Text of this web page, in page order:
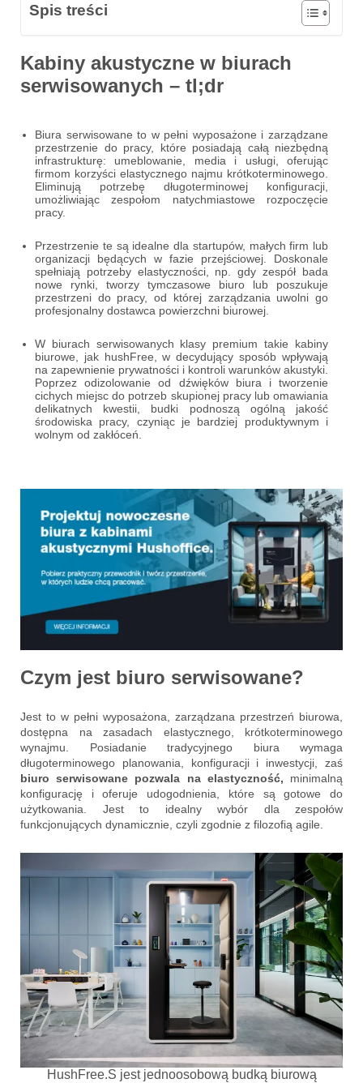
Spis treści
Kabiny akustyczne w biurach
serwisowanych – tl;dr
Biura serwisowane to w pełni wyposażone i zarządzane
przestrzenie do pracy, które posiadają całą niezbędną
infrastrukturę: umeblowanie, media i usługi, oferując
firmom korzyści elastycznego najmu krótkoterminowego.
Eliminują potrzebę długoterminowej konfiguracji,
umożliwiając zespołom natychmiastowe rozpoczęcie
pracy.
Przestrzenie te są idealne dla startupów, małych firm lub
organizacji będących w fazie przejściowej. Doskonale
spełniają potrzeby elastyczności, np. gdy zespół bada
nowe rynki, tworzy tymczasowe biuro lub poszukuje
przestrzeni do pracy, od której zarządzania uwolni go
profesjonalny dostawca powierzchni biurowej.
W biurach serwisowanych klasy premium takie kabiny
biurowe, jak hushFree, w decydujący sposób wpływają
na zapewnienie prywatności i kontroli warunków akustyki.
Poprzez odizolowanie od dźwięków biura i tworzenie
cichych miejsc do potrzeb skupionej pracy lub omawiania
delikatnych kwestii, budki podnoszą ogólną jakość
środowiska pracy, czyniąc je bardziej produktywnym i
wolnym od zakłóceń.
Czym jest biuro serwisowane?
Jest to w pełni wyposażona, zarządzana przestrzeń biurowa,
dostępna na zasadach elastycznego, krótkoterminowego
wynajmu. Posiadanie tradycyjnego biura wymaga
długoterminowego planowania, konfiguracji i inwestycji, zaś
biuro serwisowane pozwala na elastyczność, minimalną
konfigurację i oferuje udogodnienia, które są gotowe do
użytkowania. Jest to idealny wybór dla zespołów
funkcjonujących dynamicznie, czyli zgodnie z filozofią agile.
HushFree.S jest jednoosobową budką biurową